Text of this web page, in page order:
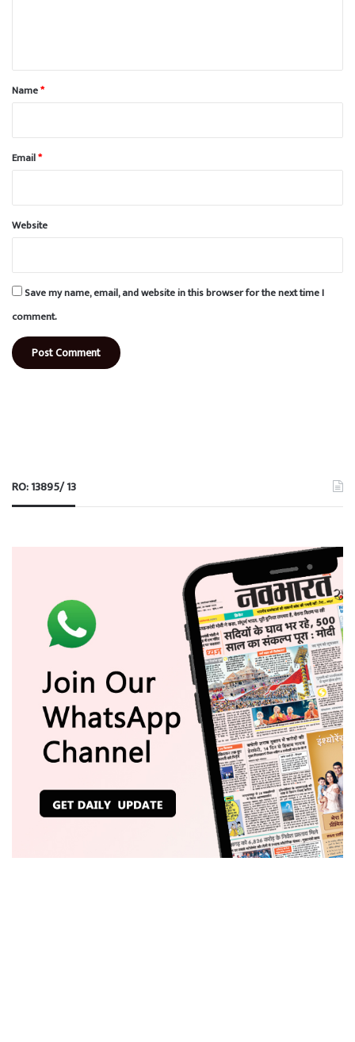
*
Name*
Email*
Website
Save my name, email, and website in this browser for the next time I
comment.
RO: 13895/ 13